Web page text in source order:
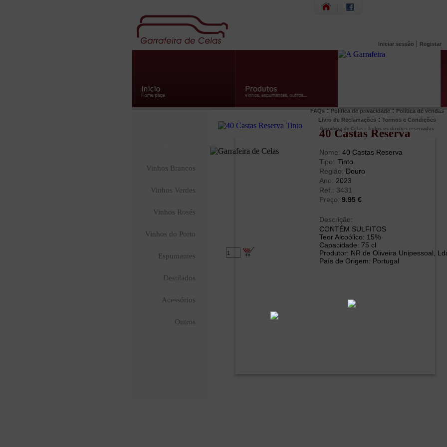
Iniciar sessão | Registar
Vinhos Brancos
Vinhos Verdes
Vinhos Rosés
Vinhos do Porto
Espumantes
Destilados
Acessórios
Outros
40 Castas Reserva
Nome: 40 Castas Reserva
Tipo: Tinto
Região: Douro
Ano: 2023
Ref.: 3431
Preço: 9.95 €
Descrição:
CONTÉM SULFITOS
Teor Alcoólico: 15%
Capacidade: 75 cl
Produtor: NR de Oliveira Unipessoal,
País de Origem: Portugal
FAQs:Política de privacidade: Política de vendas
Livro de Reclamações: Termos e Condições
Garrafeira de Celas - Todos os direitos reservados